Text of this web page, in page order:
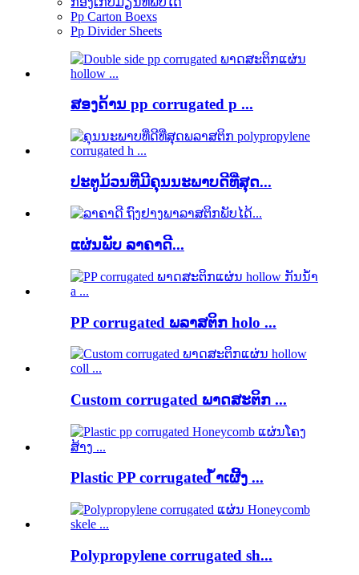
Pp Carton Boexs
Pp Divider Sheets
ສອງດ້ານ pp corrugated p ...
ປະຕູມ້ວນທີ່ມີຄຸນນະພາບດີທີ່ສຸດ...
ແຜ່ນພັບ ລາຄາດີ...
PP corrugated ພລາສຕິກ holo ...
Custom corrugated ພາດສະຕິກ ...
Plastic PP corrugated ້ໍາເຜີ້ງ ...
Polypropylene corrugated sh...